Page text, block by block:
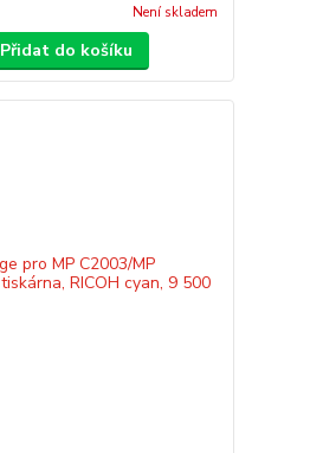
Není skladem
Přidat do košíku